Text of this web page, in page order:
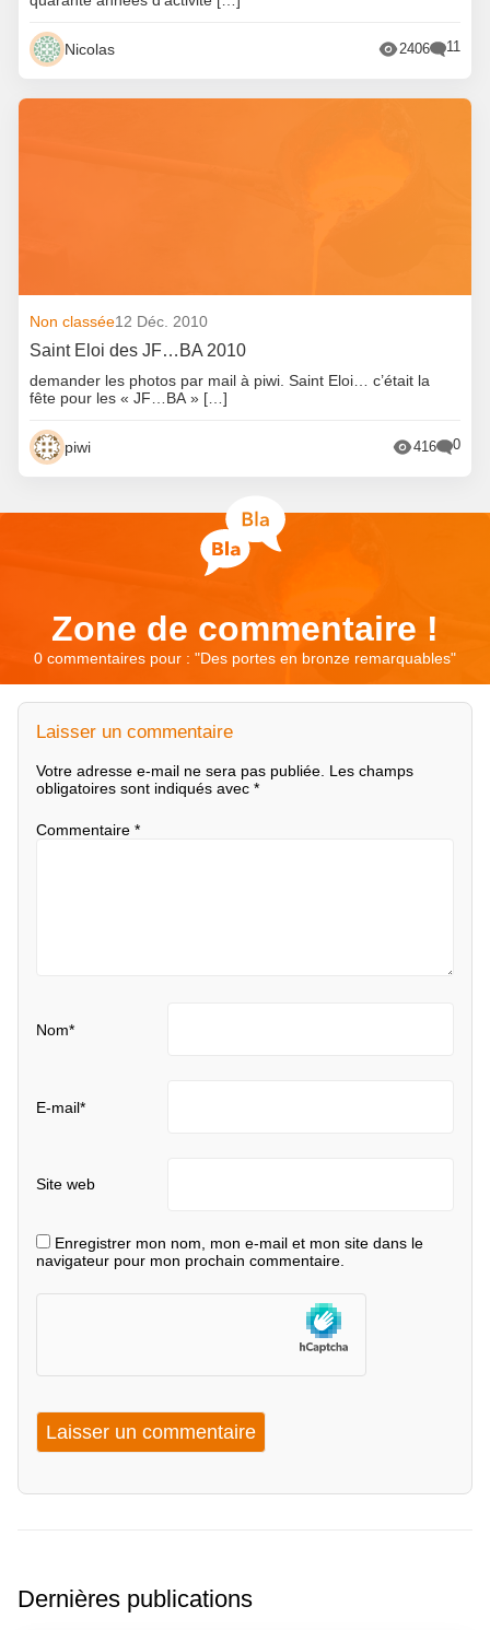
Nicolas 2406 11
Non classée12 Déc. 2010
Saint Eloi des JF…BA 2010
demander les photos par mail à piwi. Saint Eloi… c’était la
fête pour les « JF…BA » […]
piwi 416 0
Zone de commentaire !
0 commentaires pour : "Des portes en bronze remarquables"
Laisser un commentaire
Votre adresse e-mail ne sera pas publiée. Les champs
obligatoires sont indiqués avec *
Commentaire *
Nom*
E-mail*
Site web
Enregistrer mon nom, mon e-mail et mon site dans le
navigateur pour mon prochain commentaire.
Dernières publications